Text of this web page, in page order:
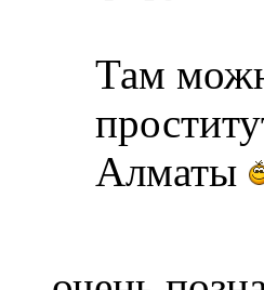
Там
Алматы